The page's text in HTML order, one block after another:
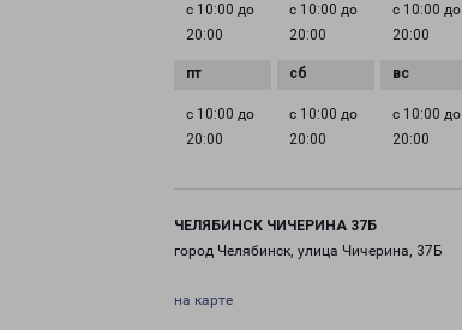
с 10:00 до
20:00
с 10:00 до
20:00
с 10:00 до
20:00
с 10:00 до
20:00
с 10:00 до
20:00
с 10:00 до
20:00
ЧЕЛЯБИНСК ЧИЧЕРИНА 37Б
город Челябинск, улица Чичерина, 37Б
на карте